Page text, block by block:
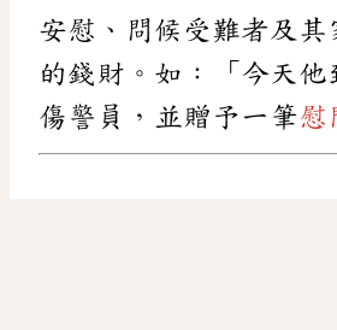
安慰、問候受難者及其
的錢財。如：「今天他
傷警員，並贈予一筆慰